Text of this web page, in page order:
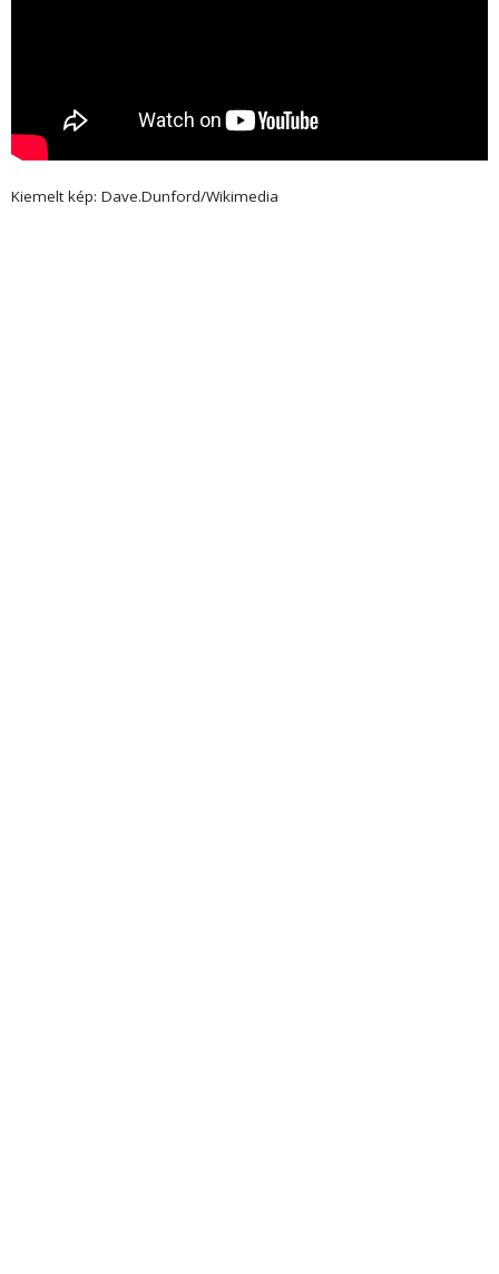
Kiemelt kép: Dave.Dunford/Wikimedia